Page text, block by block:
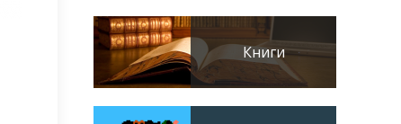
Книги